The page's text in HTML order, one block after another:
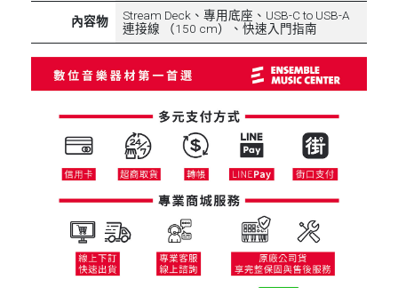
內容物
Stream Deck、專用底座、USB-C to USB-A
連接線 （150 cm）、快速入門指南